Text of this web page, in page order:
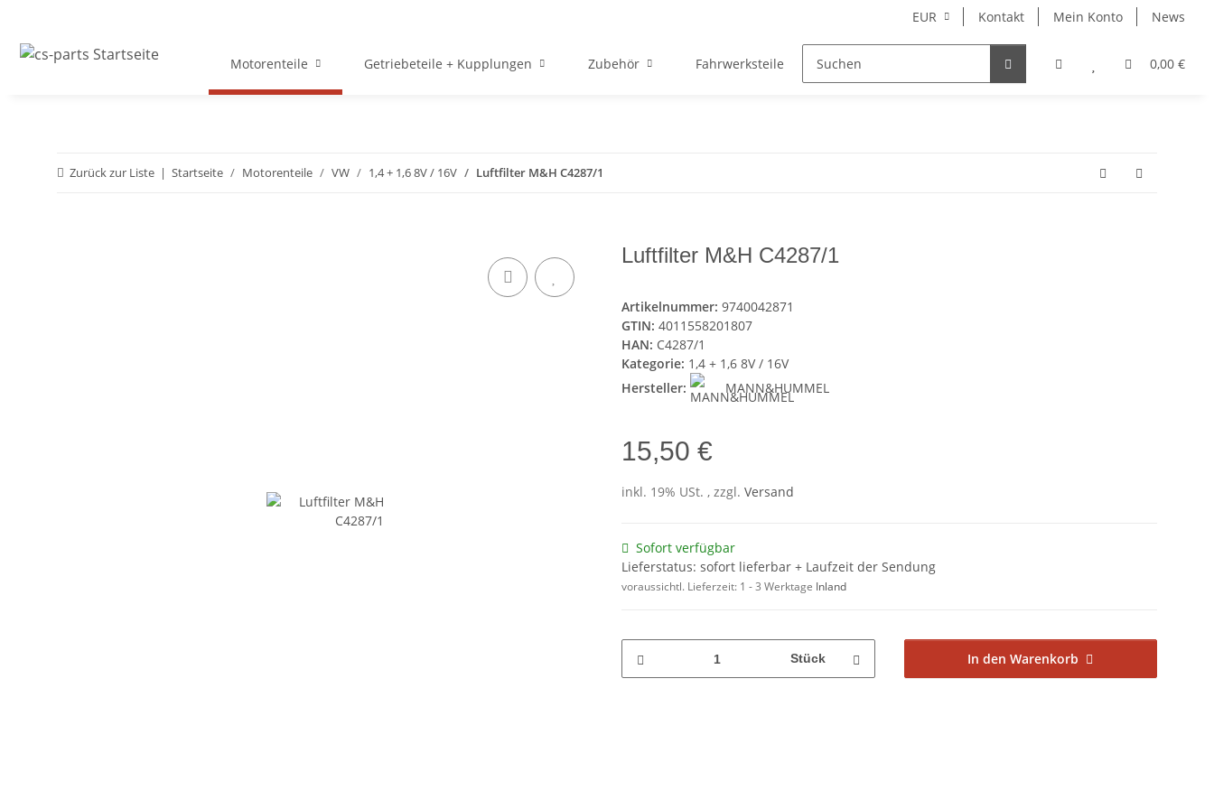
EUR Kontakt Mein Konto News
0,00 €
Motorenteile Getriebeteile + Kupplungen Zubehör Fahrwerksteile Merchandise
Zurück zur Liste Startseite Motorenteile VW 1,4 + 1,6 8V / 16V Luftfilter M&H C4287/1
Luftfilter M&H C4287/1
Artikelnummer: 9740042871
GTIN: 4011558201807
HAN: C4287/1
Kategorie: 1,4 + 1,6 8V / 16V
Hersteller:
MANN&HUMMEL
15,50 €
inkl. 19% USt. , zzgl. Versand
Sofort verfügbar
Lieferstatus: sofort lieferbar + Laufzeit der Sendung
voraussichtl. Lieferzeit: 1 - 3 Werktage Inland
Stück In den Warenkorb